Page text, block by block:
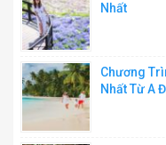
Nhất
Chương
Nhất Từ A